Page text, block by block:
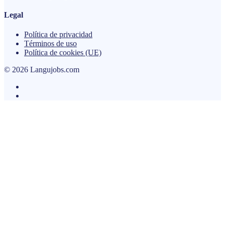
Legal
Política de privacidad
Términos de uso
Política de cookies (UE)
© 2026 Langujobs.com